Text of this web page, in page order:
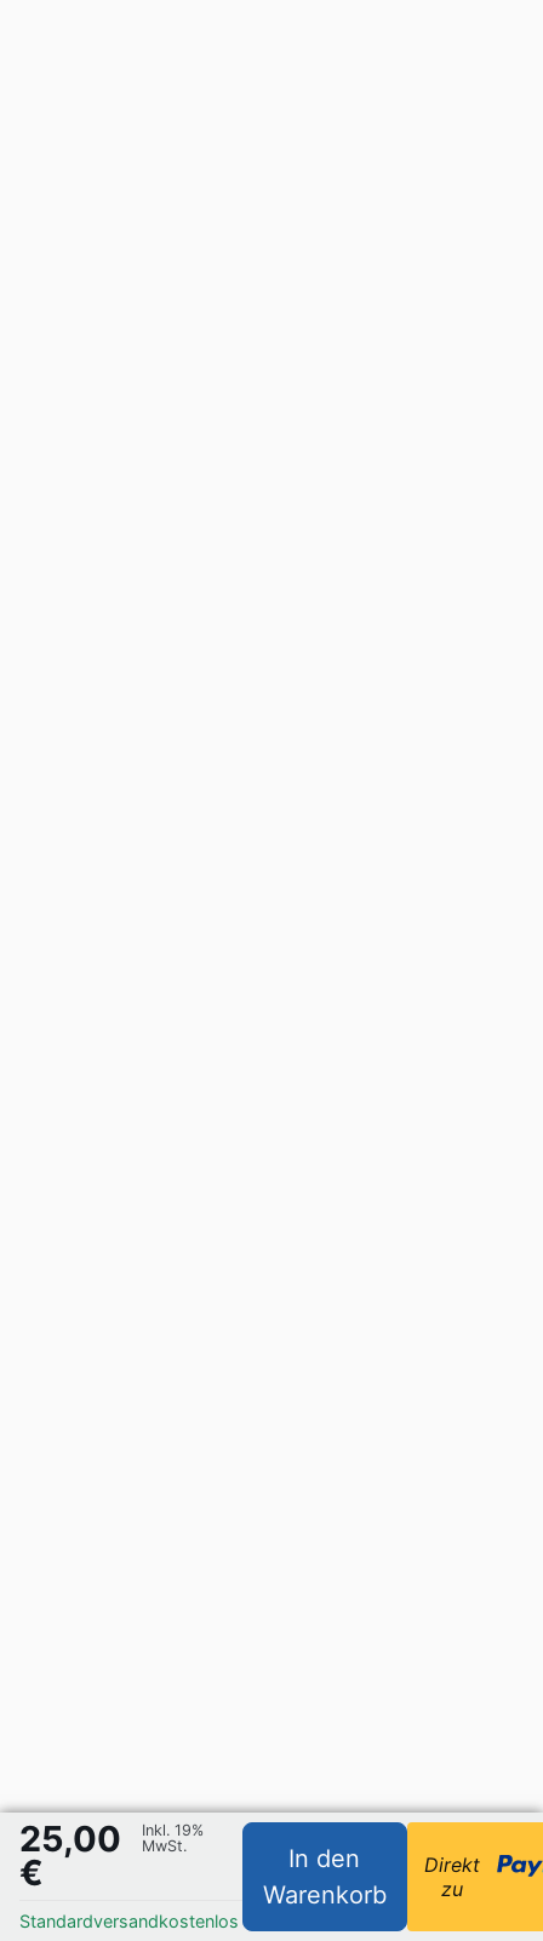
25,00
€
Inkl. 19%
MwSt.
Standardversandkostenlos
In den
Warenkorb
Direkt
zu